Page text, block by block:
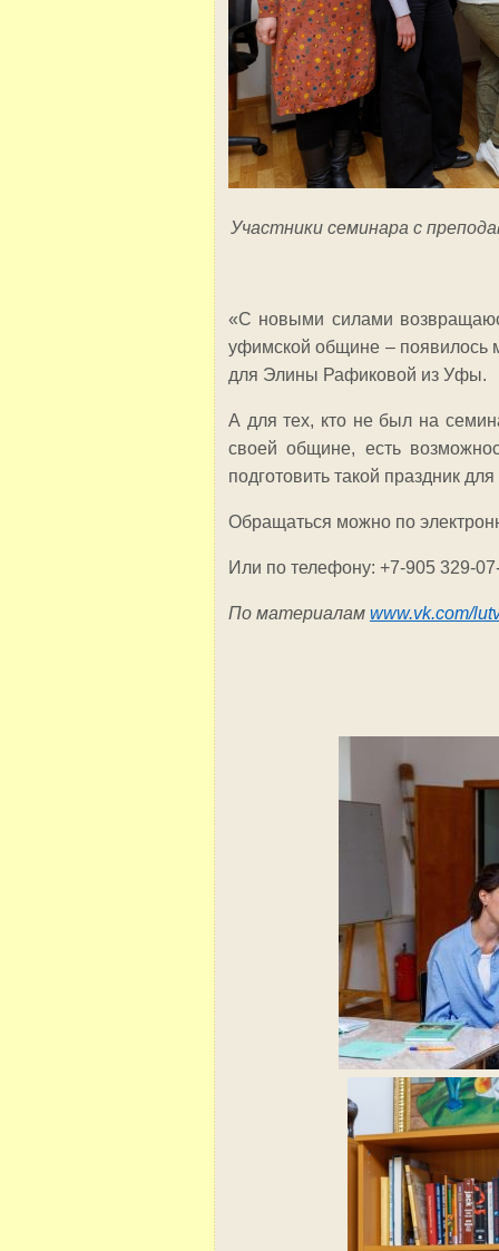
Участники семинара с
«С новыми силами
уфимской общине – появилось
для Элины Рафиковой из Уфы.
А для тех, кто не был на
своей общине, есть
подготовить такой праздник
Обращаться можно по
Или по телефону: +7-905 329-
По материалам www.vk.com/